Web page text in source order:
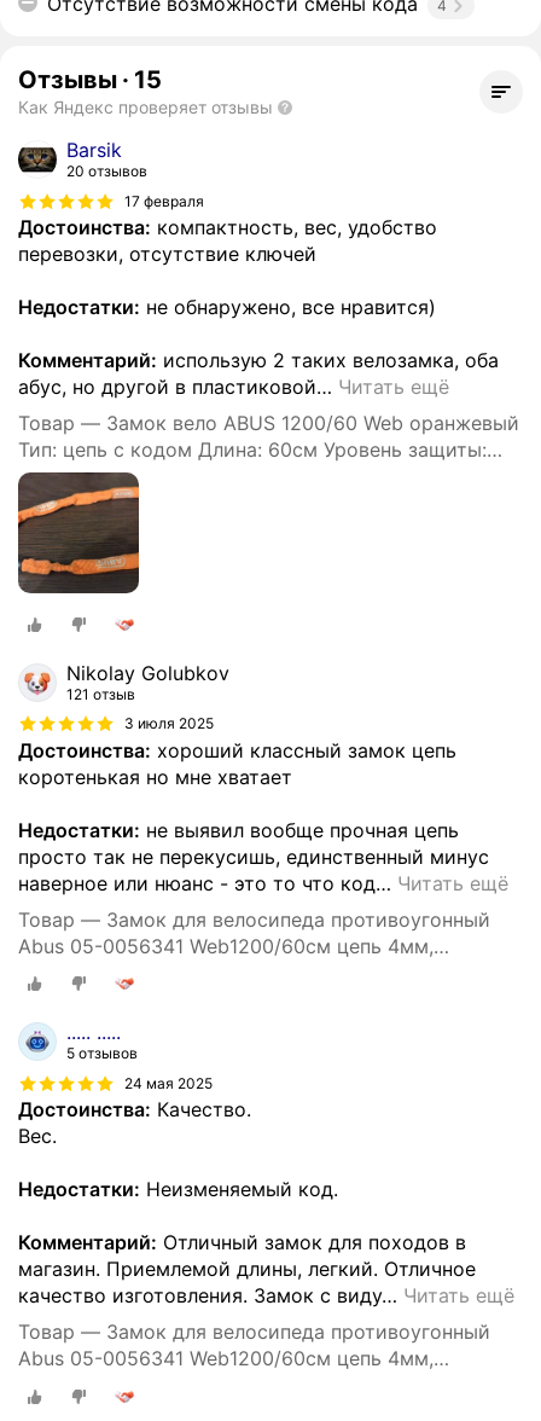
4
Отзывы · 15
Как Яндекс проверяет отзывы
Barsik
20 отзывов
17 февраля
Достоинства: компактность, вес, удобство
перевозки, отсутствие ключей
Недостатки: не обнаружено, все нравится)
Комментарий: использую 2 таких велозамка, оба
абус, но другой в пластиковой… Читать ещё
Товар — Замок вело ABUS 1200/60 Web оранжевый
Тип: цепь с кодом Длина: 60см Уровень защиты:
2/15
Nikolay Golubkov
121 отзыв
3 июля 2025
Достоинства: хороший классный замок цепь
коротенькая но мне хватает
Недостатки: не выявил вообще прочная цепь
просто так не перекусишь, единственный минус
наверное или нюанс - это то что код… Читать ещё
Товар — Замок для велосипеда противоугонный
Abus 05-0056341 Web1200/60см цепь 4мм,
кодовый 3х разрядный, класс защиты 2/15, 200гр
черный
..... .....
5 отзывов
24 мая 2025
Достоинства: Качество.
Вес.
Недостатки: Неизменяемый код.
Комментарий: Отличный замок для походов в
магазин. Приемлемой длины, легкий. Отличное
качество изготовления. Замок с виду… Читать ещё
Товар — Замок для велосипеда противоугонный
Abus 05-0056341 Web1200/60см цепь 4мм,
кодовый 3х разрядный, класс защиты 2/15, 200гр
черный